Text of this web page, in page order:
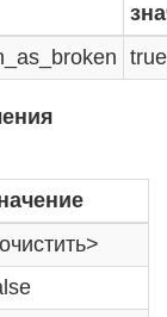
true